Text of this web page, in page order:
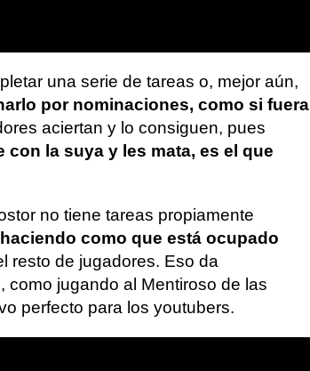
una serie de tareas o, mejor aún,
por nominaciones, como si fuera
aciertan y lo consiguen, pues
con la suya y les mata, es el que
no tiene tareas propiamente
haciendo como que está ocupado
resto de jugadores. Eso da
, como jugando al Mentiroso de las
perfecto para los youtubers.